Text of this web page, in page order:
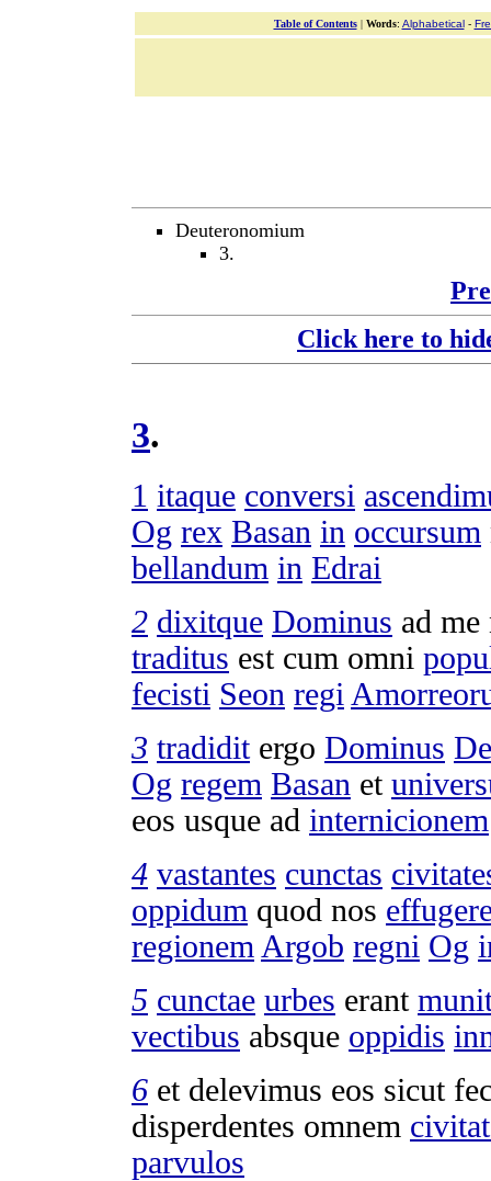
Table of Contents| Words: Alphabetical-
Deuteronomium
3.
Click here to
3.
1 itaque conversi
Og rex Basan in occursum
bellandum in Edrai
2 dixitque Dominus ad
traditus est cum omni
fecisti Seon regi
3 tradiditergo Dominus
Og regem Basan et
eos usque ad internicionem
4 vastantes cunctas
oppidum quod nos
regionem Argob regni Og
5 cunctae urbes erant
vectibus absque oppidis
6 et delevimus eos sicut
disperdentes omnem
parvulos